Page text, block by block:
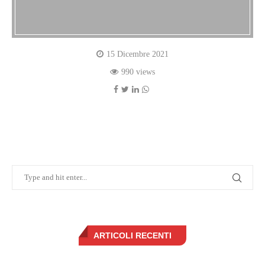
15 Dicembre 2021
990 views
ARTICOLI RECENTI